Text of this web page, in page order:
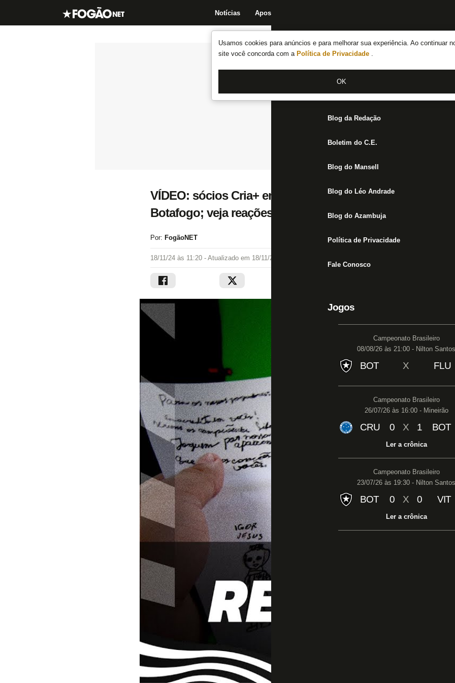
Usamos cookies para anúncios e para melhorar sua experiência. Ao continuar
site você concorda com a Política de Privacidade .
OK
Notícias Apostas
Notícias do Botafogo
Fórum
Jogos
Blog da Redação
Boletim do C.E.
Blog do Mansell
Blog do Léo Andrade
Blog do Azambuja
Política de Privacidade
Fale Conosco
Jogos
Campeonato Brasileiro
08/08/26 às 21:00 - Nilton Santos
BOT X FLU
Campeonato Brasileiro
26/07/26 às 16:00 - Mineirão
CRU 0 X 1 BOT
Ler a crônica
Campeonato Brasileiro
23/07/26 às 19:30 - Nilton Santos
BOT 0 X 0 VIT
Ler a crônica
VÍDEO: sócios Cria+ enviam cartas com recados para
Botafogo; veja reações
Por: FogãoNET
18/11/24 às 11:20 - Atualizado em 18/11/24 às 11:20